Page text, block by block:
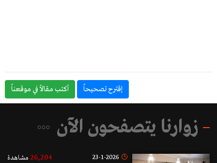
إقترح تصحيحاً أكتب مقالاً في موقعناً
زوارنا يتصفحون الآن
23-1-2026
26,204 مشاهدة